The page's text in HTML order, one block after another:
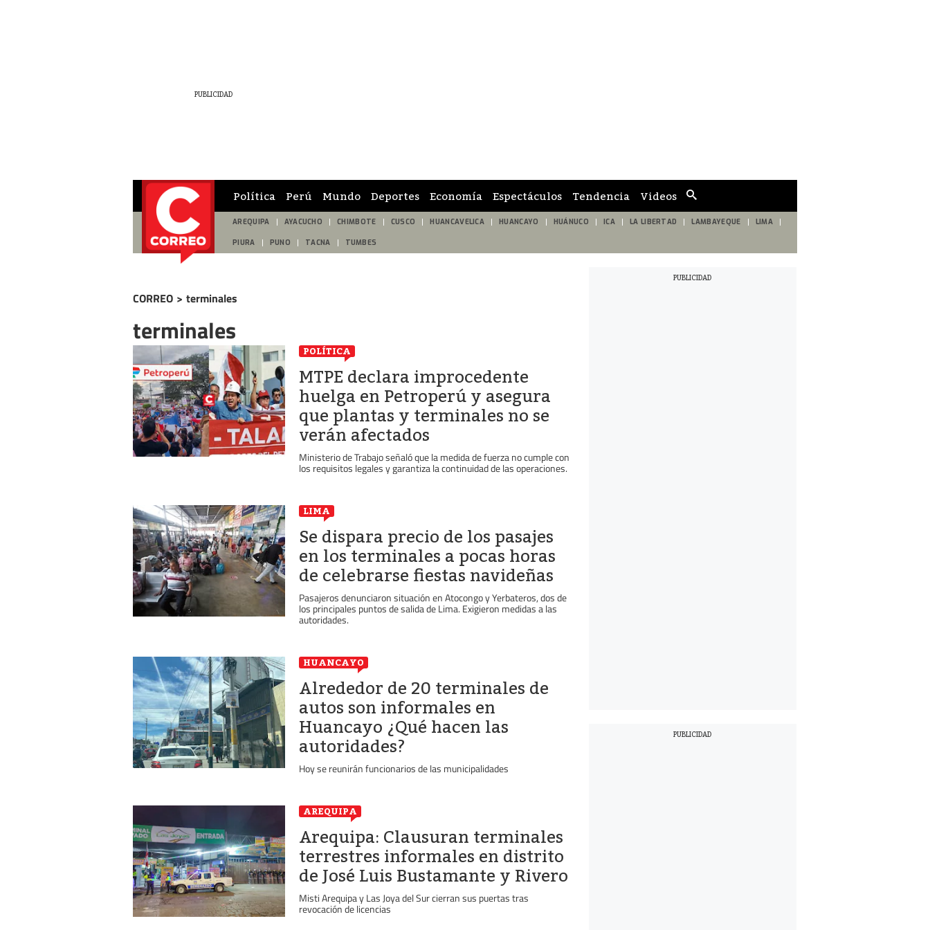
de
búsqueda
Política Perú Mundo Deportes Economía Espectáculos Tendencia Videos
AREQUIPA AYACUCHO CHIMBOTE CUSCO HUANCAVELICA HUANCAYO HUÁNUCO ICA LA LIBERTAD LAMBAYEQUE LIMA
PIURA PUNO TACNA TUMBES
CORREO > terminales
terminales
POLÍTICA
MTPE declara improcedente
huelga en Petroperú y asegura
que plantas y terminales no se
verán afectados
Ministerio de Trabajo señaló que la medida de fuerza no cumple con
los requisitos legales y garantiza la continuidad de las operaciones.
LIMA
Se dispara precio de los pasajes
en los terminales a pocas horas
de celebrarse fiestas navideñas
Pasajeros denunciaron situación en Atocongo y Yerbateros, dos de
los principales puntos de salida de Lima. Exigieron medidas a las
autoridades.
HUANCAYO
Alrededor de 20 terminales de
autos son informales en
Huancayo ¿Qué hacen las
autoridades?
Hoy se reunirán funcionarios de las municipalidades
AREQUIPA
Arequipa: Clausuran terminales
terrestres informales en distrito
de José Luis Bustamante y Rivero
Misti Arequipa y Las Joya del Sur cierran sus puertas tras
revocación de licencias